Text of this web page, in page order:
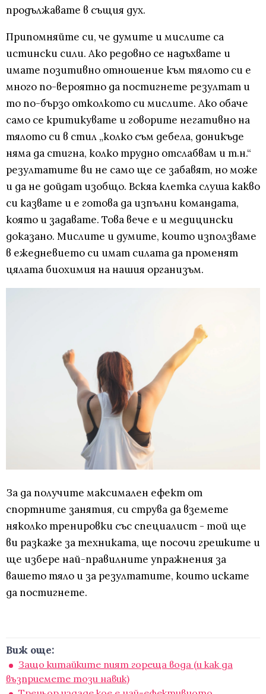
продължавате в същия дух.
Припомняйте си, че думите и мислите са
истински сили. Ако редовно се надъхвате и
имате позитивно отношение към тялото си е
много по-вероятно да постигнете резултат и
то по-бързо отколкото си мислите. Ако обаче
само се критикувате и говорите негативно на
тялото си в стил „колко съм дебела, доникъде
няма да стигна, колко трудно отслабвам и т.н.“
резултатите ви не само ще се забавят, но може
и да не дойдат изобщо. Вскяа клетка слуша какво
си казвате и е готова да изпълни командата,
която и задавате. Това вече е и медицински
доказано. Мислите и думите, които използваме
в ежедневието си имат силата да променят
цялата биохимия на нашия организъм.
За да получите максимален ефект от
спортните занятия, си струва да вземете
няколко тренировки със специалист - той ще
ви разкаже за техниката, ще посочи грешките и
ще избере най-правилните упражнения за
вашето тяло и за резултатите, които искате
да постигнете.
Виж още:
Защо китайките пият гореща вода (и как да
възприемете този навик)